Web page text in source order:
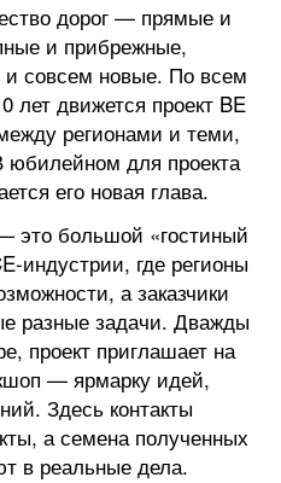
дорог — прямые и
и прибрежные,
и совсем новые. По всем
лет движется проект BE
регионами и теми,
юбилейном для проекта
его новая глава.
это большой «гостиный
индустрии, где регионы
а заказчики
разные задачи. Дважды
проект приглашает на
— ярмарку идей,
Здесь контакты
а семена полученных
в реальные дела.